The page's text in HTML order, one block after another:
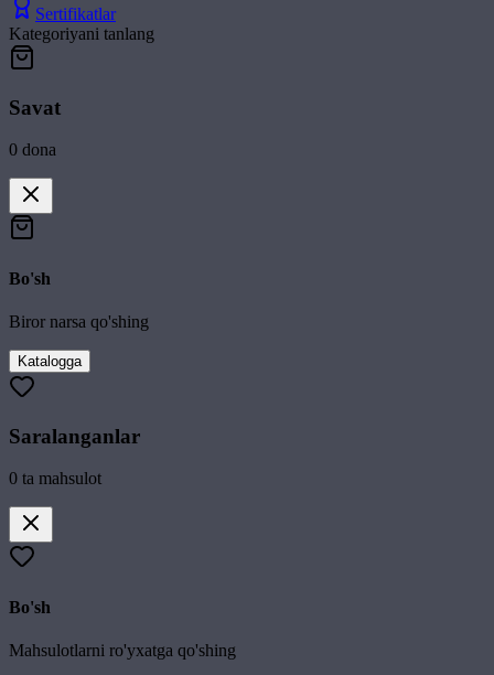
Sertifikatlar
Kategoriyani tanlang
Savat
0 dona
Bo'sh
Biror narsa qo'shing
Katalogga
Saralanganlar
0 ta mahsulot
Bo'sh
Mahsulotlarni ro'yxatga qo'shing